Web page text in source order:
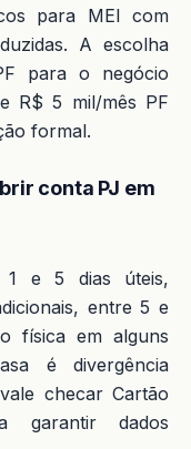
para MEI com
A escolha
para o negócio
R$ 5 mil/mês PF
formal.
conta PJ em
1 e 5 dias úteis,
entre 5 e
física em alguns
é divergência
checar Cartão
garantir dados